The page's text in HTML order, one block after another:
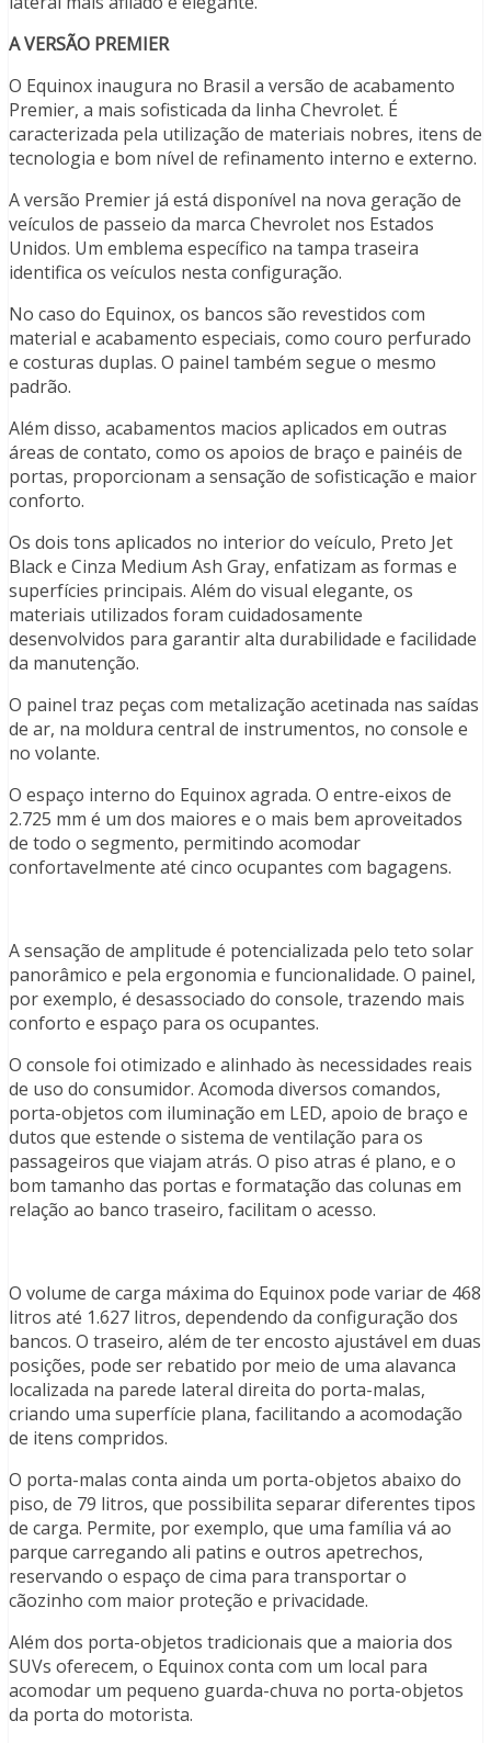
A VERSÃO PREMIER
O Equinox inaugura no Brasil a versão de acabamento
Premier, a mais sofisticada da linha Chevrolet. É
caracterizada pela utilização de materiais nobres, itens de
tecnologia e bom nível de refinamento interno e externo.
A versão Premier já está disponível na nova geração de
veículos de passeio da marca Chevrolet nos Estados
Unidos. Um emblema específico na tampa traseira
identifica os veículos nesta configuração.
No caso do Equinox, os bancos são revestidos com
material e acabamento especiais, como couro perfurado
e costuras duplas. O painel também segue o mesmo
padrão.
Além disso, acabamentos macios aplicados em outras
áreas de contato, como os apoios de braço e painéis de
portas, proporcionam a sensação de sofisticação e maior
conforto.
Os dois tons aplicados no interior do veículo, Preto Jet
Black e Cinza Medium Ash Gray, enfatizam as formas e
superfícies principais. Além do visual elegante, os
materiais utilizados foram cuidadosamente
desenvolvidos para garantir alta durabilidade e facilidade
da manutenção.
O painel traz peças com metalização acetinada nas saídas
de ar, na moldura central de instrumentos, no console e
no volante.
O espaço interno do Equinox agrada. O entre-eixos de
2.725 mm é um dos maiores e o mais bem aproveitados
de todo o segmento, permitindo acomodar
confortavelmente até cinco ocupantes com bagagens.
A sensação de amplitude é potencializada pelo teto solar
panorâmico e pela ergonomia e funcionalidade. O painel,
por exemplo, é desassociado do console, trazendo mais
conforto e espaço para os ocupantes.
O console foi otimizado e alinhado às necessidades reais
de uso do consumidor. Acomoda diversos comandos,
porta-objetos com iluminação em LED, apoio de braço e
dutos que estende o sistema de ventilação para os
passageiros que viajam atrás. O piso atras é plano, e o
bom tamanho das portas e formatação das colunas em
relação ao banco traseiro, facilitam o acesso.
O volume de carga máxima do Equinox pode variar de 468
litros até 1.627 litros, dependendo da configuração dos
bancos. O traseiro, além de ter encosto ajustável em duas
posições, pode ser rebatido por meio de uma alavanca
localizada na parede lateral direita do porta-malas,
criando uma superfície plana, facilitando a acomodação
de itens compridos.
O porta-malas conta ainda um porta-objetos abaixo do
piso, de 79 litros, que possibilita separar diferentes tipos
de carga. Permite, por exemplo, que uma família vá ao
parque carregando ali patins e outros apetrechos,
reservando o espaço de cima para transportar o
cãozinho com maior proteção e privacidade.
Além dos porta-objetos tradicionais que a maioria dos
SUVs oferecem, o Equinox conta com um local para
acomodar um pequeno guarda-chuva no porta-objetos
da porta do motorista.